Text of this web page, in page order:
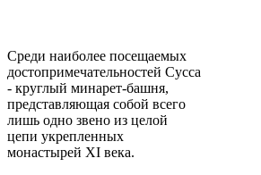
Среди наиболее посещаемых
достопримечательностей Сусса
- круглый минарет-башня,
представляющая собой всего
лишь одно звено из целой
цепи укрепленных
монастырей XI века.